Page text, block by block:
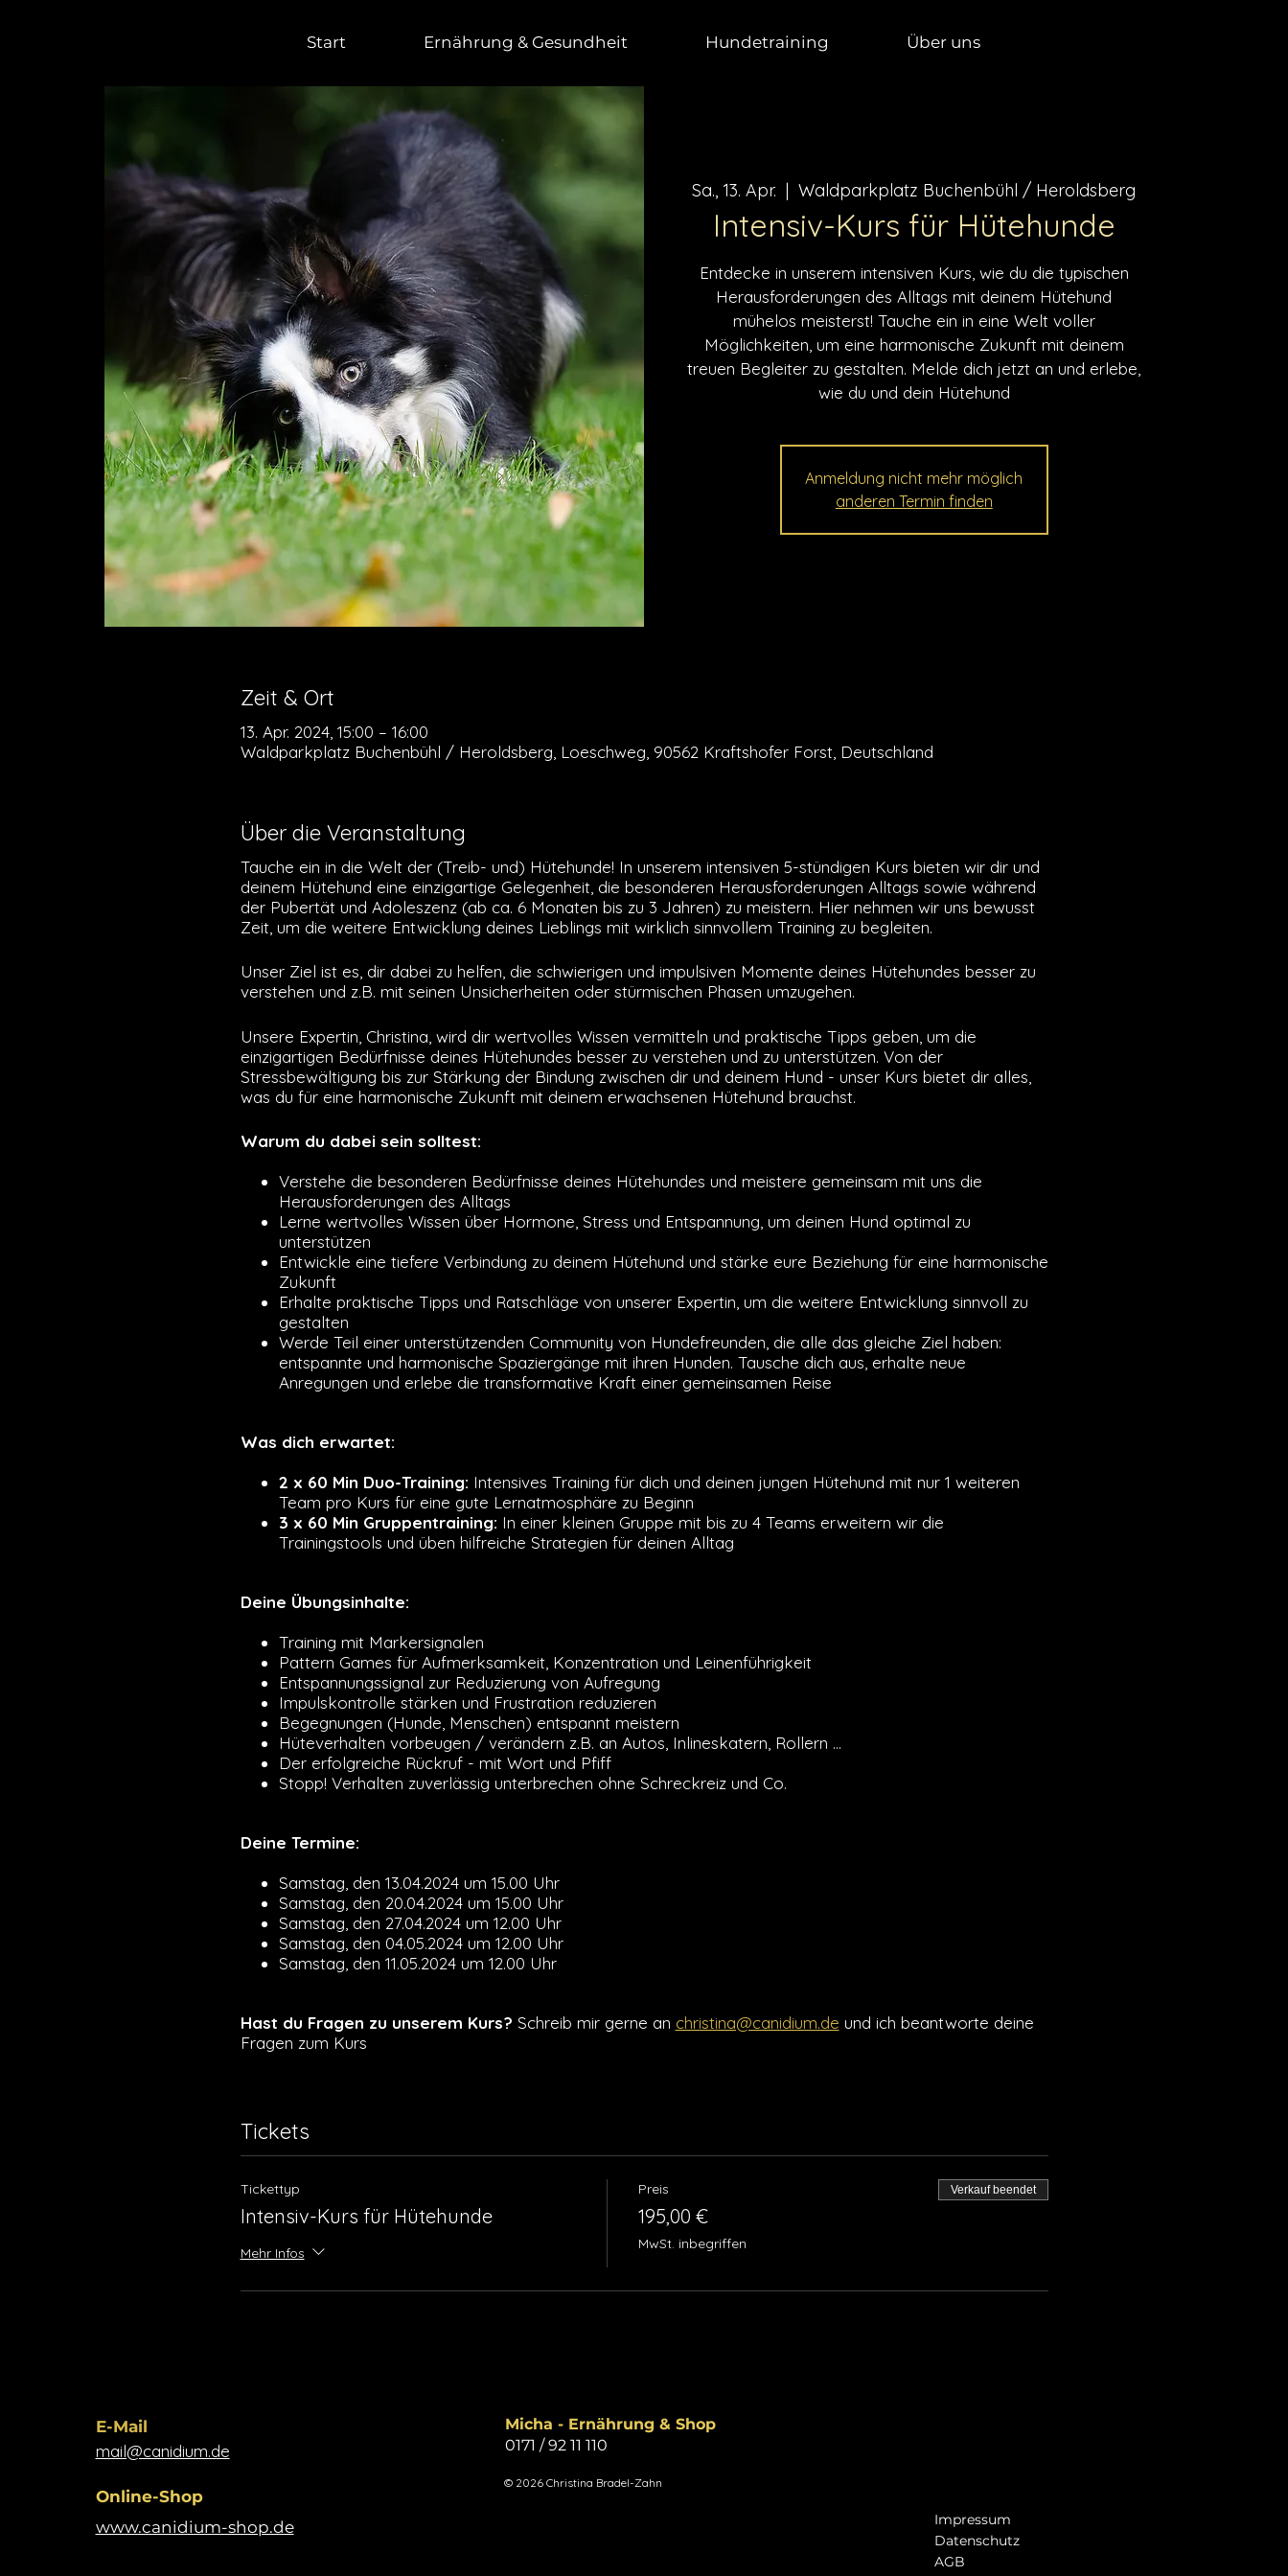
Start Ernährung & Gesundheit Hundetraining Über uns
Sa., 13. Apr.
  |
Waldparkplatz Buchenbühl / Heroldsberg
Intensiv-Kurs für Hütehunde
Entdecke in unserem intensiven Kurs, wie du die typischen
Herausforderungen des Alltags mit deinem Hütehund
mühelos meisterst! Tauche ein in eine Welt voller
Möglichkeiten, um eine harmonische Zukunft mit deinem
treuen Begleiter zu gestalten. Melde dich jetzt an und erlebe,
wie du und dein Hütehund
Anmeldung nicht mehr möglich
anderen Termin finden
Zeit & Ort
13. Apr. 2024, 15:00 – 16:00
Waldparkplatz Buchenbühl / Heroldsberg, Loeschweg, 90562 Kraftshofer Forst, Deutschland
Über die Veranstaltung
Tauche ein in die Welt der (Treib- und) Hütehunde! In unserem intensiven 5-stündigen Kurs bieten wir dir und
deinem Hütehund eine einzigartige Gelegenheit, die besonderen Herausforderungen Alltags sowie während
der Pubertät und Adoleszenz (ab ca. 6 Monaten bis zu 3 Jahren) zu meistern. Hier nehmen wir uns bewusst
Zeit, um die weitere Entwicklung deines Lieblings mit wirklich sinnvollem Training zu begleiten.
Unser Ziel ist es, dir dabei zu helfen, die schwierigen und impulsiven Momente deines Hütehundes besser zu
verstehen und z.B. mit seinen Unsicherheiten oder stürmischen Phasen umzugehen.
Unsere Expertin, Christina, wird dir wertvolles Wissen vermitteln und praktische Tipps geben, um die
einzigartigen Bedürfnisse deines Hütehundes besser zu verstehen und zu unterstützen. Von der
Stressbewältigung bis zur Stärkung der Bindung zwischen dir und deinem Hund - unser Kurs bietet dir alles,
was du für eine harmonische Zukunft mit deinem erwachsenen Hütehund brauchst.
Warum du dabei sein solltest:
Verstehe die besonderen Bedürfnisse deines Hütehundes und meistere gemeinsam mit uns die
Herausforderungen des Alltags
Lerne wertvolles Wissen über Hormone, Stress und Entspannung, um deinen Hund optimal zu
unterstützen
Entwickle eine tiefere Verbindung zu deinem Hütehund und stärke eure Beziehung für eine harmonische
Zukunft
Erhalte praktische Tipps und Ratschläge von unserer Expertin, um die weitere Entwicklung sinnvoll zu
gestalten
Werde Teil einer unterstützenden Community von Hundefreunden, die alle das gleiche Ziel haben:
entspannte und harmonische Spaziergänge mit ihren Hunden. Tausche dich aus, erhalte neue
Anregungen und erlebe die transformative Kraft einer gemeinsamen Reise
Was dich erwartet:
2 x 60 Min Duo-Training: Intensives Training für dich und deinen jungen Hütehund mit nur 1 weiteren
Team pro Kurs für eine gute Lernatmosphäre zu Beginn
3 x 60 Min Gruppentraining: In einer kleinen Gruppe mit bis zu 4 Teams erweitern wir die
Trainingstools und üben hilfreiche Strategien für deinen Alltag
Deine Übungsinhalte:
Training mit Markersignalen
Pattern Games für Aufmerksamkeit, Konzentration und Leinenführigkeit
Entspannungssignal zur Reduzierung von Aufregung
Impulskontrolle stärken und Frustration reduzieren
Begegnungen (Hunde, Menschen) entspannt meistern
Hüteverhalten vorbeugen / verändern z.B. an Autos, Inlineskatern, Rollern ...
Der erfolgreiche Rückruf - mit Wort und Pfiff
Stopp! Verhalten zuverlässig unterbrechen ohne Schreckreiz und Co.
Deine Termine:
Samstag, den 13.04.2024 um 15.00 Uhr
Samstag, den 20.04.2024 um 15.00 Uhr
Samstag, den 27.04.2024 um 12.00 Uhr
Samstag, den 04.05.2024 um 12.00 Uhr
Samstag, den 11.05.2024 um 12.00 Uhr
Hast du Fragen zu unserem Kurs? Schreib mir gerne an christina@canidium.de und ich beantworte deine
Fragen zum Kurs
Tickets
Tickettyp
Intensiv-Kurs für Hütehunde
Mehr Infos
Preis
195,00 €
MwSt. inbegriffen
Verkauf beendet
​​E-Mail​
mail@canidium.de
Online-Shop
www.canidium-shop.de
Micha - Ernährung & Shop
0171 / 92 11 110
© 2026 Christina Bradel-Zahn
Impressum
Datenschutz
AGB